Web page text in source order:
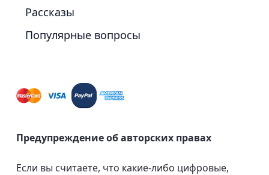
Рассказы
Популярные вопросы
Предупреждение об авторских правах
Если вы считаете, что какие-либо цифровые,